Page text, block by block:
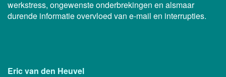
werkstress, ongewenste onderbrekingen en alsmaar
durende informatie overvloed van e-mail en interrupties.
Eric van den Heuvel